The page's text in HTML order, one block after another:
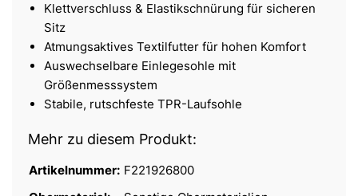
Klettverschluss & Elastikschnürung für sicheren
Sitz
Atmungsaktives Textilfutter für hohen Komfort
Auswechselbare Einlegesohle mit
Größenmesssystem
Stabile, rutschfeste TPR-Laufsohle
Mehr zu diesem Produkt:
Artikelnummer: F221926800